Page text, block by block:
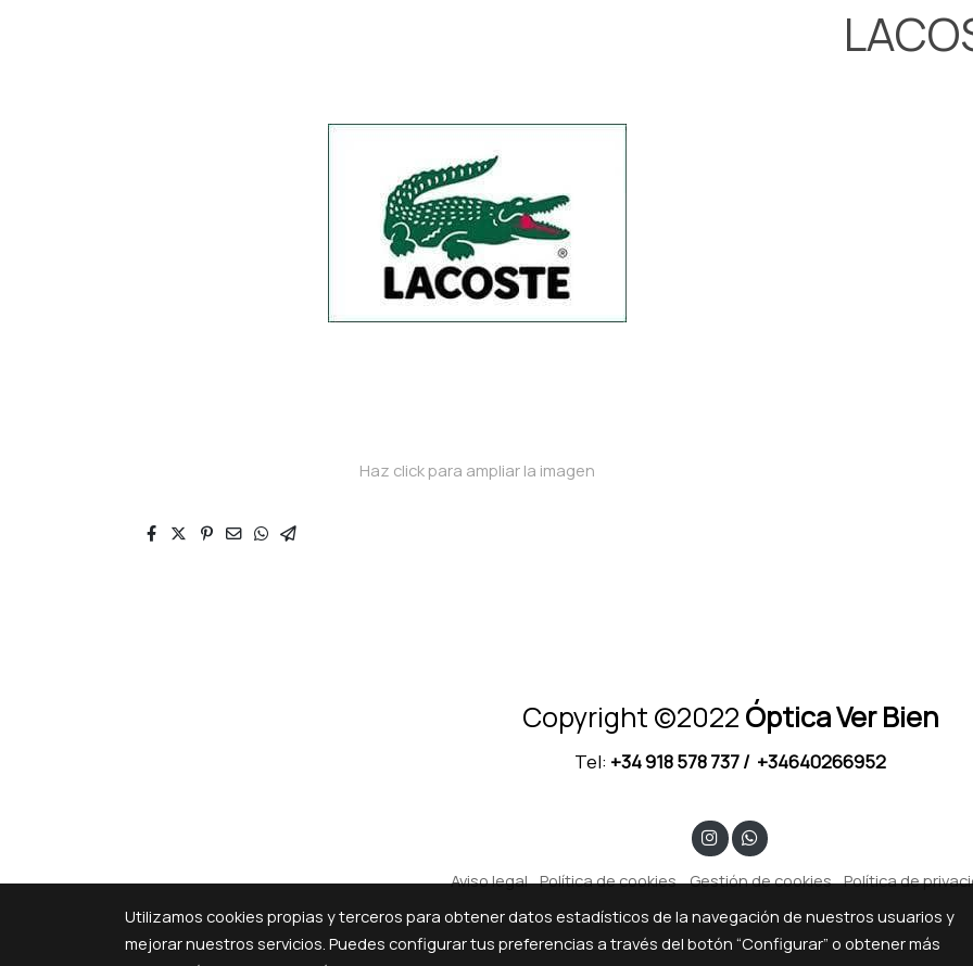
Haz click para ampliar la imagen
Copyright ©2022 Óptica Ver Bien
Tel: +34 918 578 737/ +34640266952
Aviso legal Política de cookies Gestión de cookies Política de
Utilizamos cookies propias y terceros para obtener datos estadísticos de la navegación de nuestros usuarios y
mejorar nuestros servicios. Puedes configurar tus preferencias a través del botón “Configurar” o obtener más